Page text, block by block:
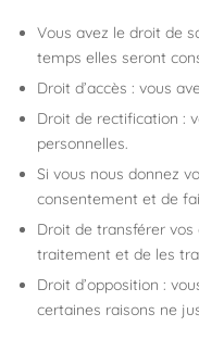
Vous avez le droit de
temps elles seront
Droit d’accès : vous
Droit de rectification :
personnelles.
Si vous nous donnez
consentement et de
Droit de transférer
traitement et de les
Droit d’opposition :
certaines raisons ne